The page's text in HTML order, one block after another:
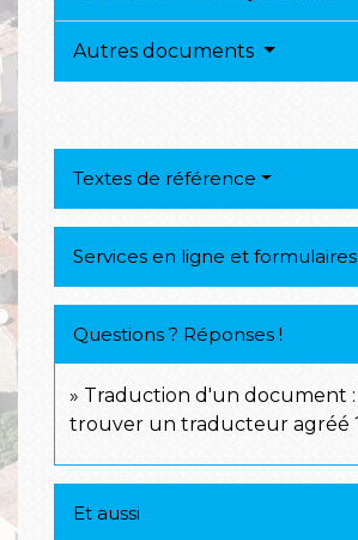
Autres documents
Textes de référence
Services en ligne et formulaires
Questions ? Réponses !
Traduction d'un document
trouver un traducteur agréé
Et aussi